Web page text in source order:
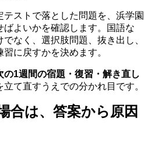
ストで落とした問題を、浜学園
よいかを確認します。国語な
なく、選択肢問題、抜き出し、
に戻すかを決めます。
1週間の宿題・復習・解き直し
立て直すうえでの分かれ目です。
合は、答案から原因